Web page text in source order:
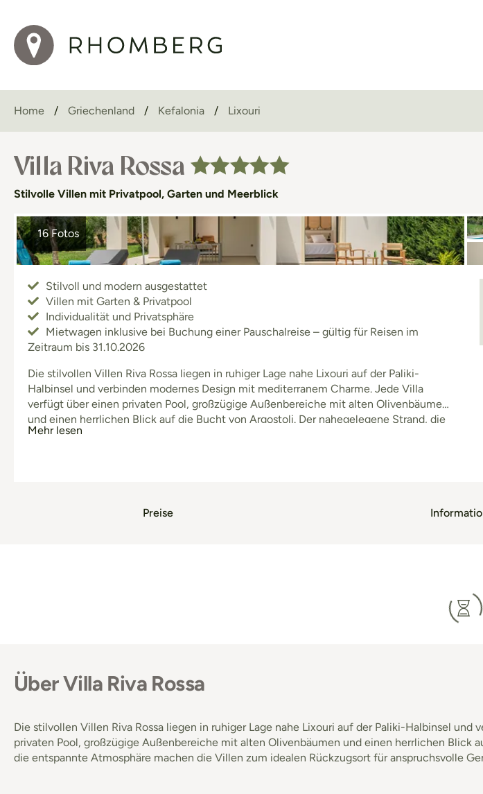
Home Griechenland Kefalonia Lixouri
Villa Riva Rossa
Stilvolle Villen mit Privatpool, Garten und Meerblick
Kinder reisen ab € 149
16 Fotos
Stilvoll und modern ausgestattet
Villen mit Garten & Privatpool
Individualität und Privatsphäre
Mietwagen inklusive bei Buchung einer Pauschalreise – gültig für Reisen im
Zeitraum bis 31.10.2026
Die stilvollen Villen Riva Rossa liegen in ruhiger Lage nahe Lixouri auf der Paliki-
Halbinsel und verbinden modernes Design mit mediterranem Charme. Jede Villa
verfügt über einen privaten Pool, großzügige Außenbereiche mit alten Olivenbäumen
und einen herrlichen Blick auf die Bucht von Argostoli. Der nahegelegene Strand, die
hochwertige Ausstattung und die entspannte Atmosphäre machen die Villen z
Mehr lesen
Preise
Über Villa Riva Rossa
Die stilvollen Villen Riva Rossa liegen in ruhiger Lage nahe Lixouri auf der Paliki-Halbinsel
privaten Pool, großzügige Außenbereiche mit alten Olivenbäumen und einen herrlichen
die entspannte Atmosphäre machen die Villen zum idealen Rückzugsort für anspruchsvolle